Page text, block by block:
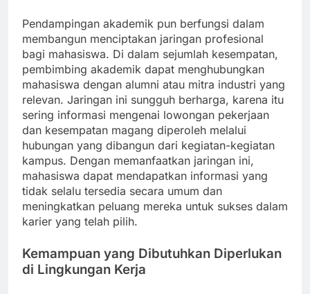
Pendampingan akademik pun berfungsi dalam
membangun menciptakan jaringan profesional
bagi mahasiswa. Di dalam sejumlah kesempatan,
pembimbing akademik dapat menghubungkan
mahasiswa dengan alumni atau mitra industri yang
relevan. Jaringan ini sungguh berharga, karena itu
sering informasi mengenai lowongan pekerjaan
dan kesempatan magang diperoleh melalui
hubungan yang dibangun dari kegiatan-kegiatan
kampus. Dengan memanfaatkan jaringan ini,
mahasiswa dapat mendapatkan informasi yang
tidak selalu tersedia secara umum dan
meningkatkan peluang mereka untuk sukses dalam
karier yang telah pilih.
Kemampuan yang Dibutuhkan Diperlukan
di Lingkungan Kerja